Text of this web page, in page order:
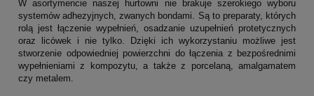
W asortymencie naszej hurtowni nie brakuje szerokiego wyboru
systemów adhezyjnych, zwanych bondami. Są to preparaty, których
rolą jest łączenie wypełnień, osadzanie uzupełnień protetycznych
oraz licówek i nie tylko. Dzięki ich wykorzystaniu możliwe jest
stworzenie odpowiedniej powierzchni do łączenia z bezpośrednimi
wypełnieniami z kompozytu, a także z porcelaną, amalgamatem
czy metalem.